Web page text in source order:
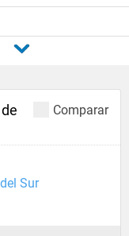
Comparar
Sur